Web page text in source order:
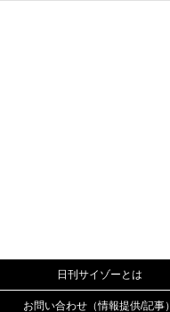
日刊サイゾーとは
お問い合わせ（情報提供/記事）